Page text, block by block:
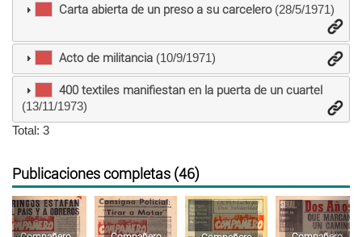
Carta abierta de un preso a su carcelero(28/5/1971)
Acto de militancia(10/9/1971)
400 textiles manifiestan en la puerta de un cuartel
(13/11/1973)
Total: 3
Publicaciones completas (46)
Anterior